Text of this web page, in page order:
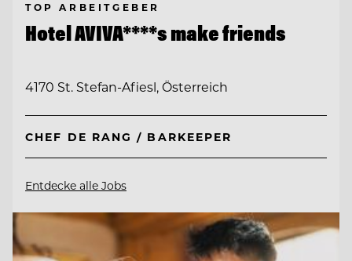
TOP ARBEITGEBER
Hotel AVIVA****s make friends
4170 St. Stefan-Afiesl, Österreich
CHEF DE RANG / BARKEEPER
Entdecke alle Jobs